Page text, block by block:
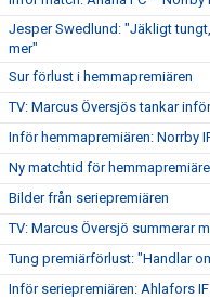
Jesper Swedlund: "Jäkligt
mer"
Sur förlust i hemmapremiären
TV: Marcus Översjös tankar
Inför hemmapremiären: Norrby
Ny matchtid för
Bilder från seriepremiären
TV: Marcus Översjö summerar
Tung premiärförlust: "Handlar
Inför seriepremiären: Ahlafors